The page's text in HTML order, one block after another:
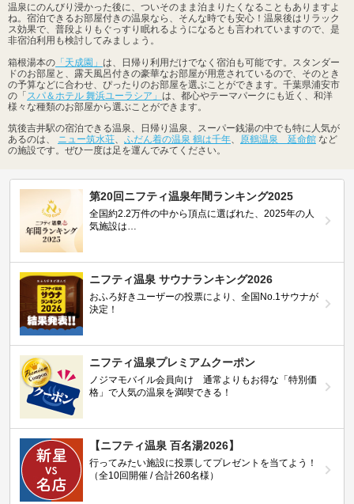
温泉にのんびり浸かった後に、ついそのまま泊まりたくなることもありますよ
ね。宿泊できるお部屋付きの温泉なら、そんな時でも安心！温泉後はリラック
ス効果で、普段よりもぐっすり眠れるようになるとも言われていますので、是
非宿泊利用も検討してみましょう。
箱根湯本の 「天成園」 は、日帰り利用だけでなく宿泊も可能です。スタンダー
ドのお部屋と、露天風呂付きの豪華なお部屋が用意されているので、そのとき
の予算などに合わせ、ぴったりのお部屋を選ぶことができます。千葉県浦安市
の「スパ＆ホテル 舞浜ユーラシア」 は、都心やテーマパークにも近く、和洋
様々な種類のお部屋から選ぶことができます。
筑後吉井駅の宿泊できる温泉、日帰り温泉、スーパー銭湯の中でも特に人気が
あるのは、 ニュー筑水荘、 ふだん着の温泉 鶴は千年、 原鶴温泉 延命館 など
の施設です。ぜひ一度は足を運んでみてください。
第20回ニフティ温泉年間ランキング2025
全国約2.2万件の中から頂点に選ばれた、2025年の人
気施設は…
ニフティ温泉 サウナランキング2026
おふろ好きユーザーの投票により、全国No.1サウナが
決定！
ニフティ温泉プレミアムクーポン
ノジマモバイル会員向け 通常よりもお得な「特別価
格」で人気の温泉を満喫できる！
【ニフティ温泉 百名湯2026】
行ってみたい施設に投票してプレゼントを当てよう！
（全10回開催 / 合計260名様）